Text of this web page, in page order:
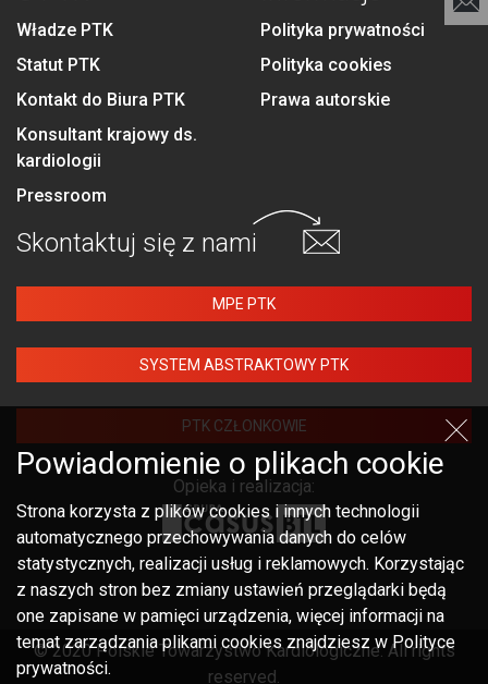
Władze PTK
Statut PTK
Kontakt do Biura PTK
Konsultant krajowy ds.
kardiologii
Pressroom
Polityka prywatności
Polityka cookies
Prawa autorskie
Skontaktuj się z nami
MPE PTK
SYSTEM ABSTRAKTOWY PTK
PTK CZŁONKOWIE
Opieka i realizacja:
© 2020 Polskie Towarzystwo Kardiologiczne. All rights
reserved.
Powiadomienie o plikach cookie
Strona korzysta z plików cookies i innych technologii
automatycznego przechowywania danych do celów
statystycznych, realizacji usług i reklamowych. Korzystając
z naszych stron bez zmiany ustawień przeglądarki będą
one zapisane w pamięci urządzenia, więcej informacji na
temat zarządzania plikami cookies znajdziesz w Polityce
prywatności.